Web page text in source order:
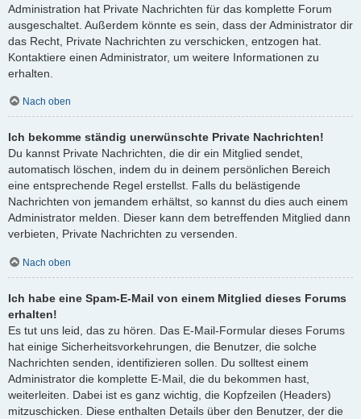
Administration hat Private Nachrichten für das komplette Forum
ausgeschaltet. Außerdem könnte es sein, dass der Administrator dir
das Recht, Private Nachrichten zu verschicken, entzogen hat.
Kontaktiere einen Administrator, um weitere Informationen zu
erhalten.
Nach oben
Ich bekomme ständig unerwünschte Private Nachrichten!
Du kannst Private Nachrichten, die dir ein Mitglied sendet,
automatisch löschen, indem du in deinem persönlichen Bereich
eine entsprechende Regel erstellst. Falls du belästigende
Nachrichten von jemandem erhältst, so kannst du dies auch einem
Administrator melden. Dieser kann dem betreffenden Mitglied dann
verbieten, Private Nachrichten zu versenden.
Nach oben
Ich habe eine Spam-E-Mail von einem Mitglied dieses Forums
erhalten!
Es tut uns leid, das zu hören. Das E-Mail-Formular dieses Forums
hat einige Sicherheitsvorkehrungen, die Benutzer, die solche
Nachrichten senden, identifizieren sollen. Du solltest einem
Administrator die komplette E-Mail, die du bekommen hast,
weiterleiten. Dabei ist es ganz wichtig, die Kopfzeilen (Headers)
mitzuschicken. Diese enthalten Details über den Benutzer, der die